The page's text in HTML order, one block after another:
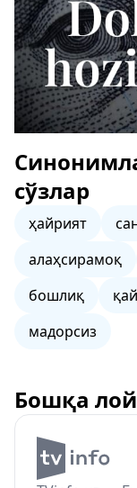
сўзлар
ҳайрият
алаҳсирамоқ
бошлиқ
мадорсиз
Бошқа